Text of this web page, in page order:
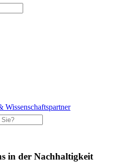
Wissenschaftspartner
in der Nachhaltigkeit